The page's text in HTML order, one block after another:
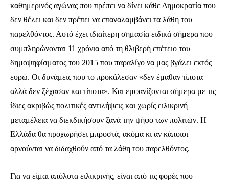
καθημερινός αγώνας που πρέπει να δίνει κάθε Δημοκρατία που
δεν θέλει και δεν πρέπει να επαναλαμβάνει τα λάθη του
παρελθόντος. Αυτό έχει ιδιαίτερη σημασία ειδικά σήμερα που
συμπληρώνονται 11 χρόνια από τη θλιβερή επέτειο του
δημοψηφίσματος του 2015 που παραλίγο να μας βγάλει εκτός
ευρώ. Οι δυνάμεις που το προκάλεσαν «δεν έμαθαν τίποτα
αλλά δεν ξέχασαν και τίποτα». Και εμφανίζονται σήμερα με τις
ίδιες ακριβώς πολιτικές αντιλήψεις και χωρίς ειλικρινή
μεταμέλεια να διεκδικήσουν ξανά την ψήφο των πολιτών. Η
Ελλάδα θα προχωρήσει μπροστά, ακόμα κι αν κάποιοι
αρνούνται να διδαχθούν από τα λάθη του παρελθόντος.
Για να είμαι απόλυτα ειλικρινής, είναι από τις φορές που